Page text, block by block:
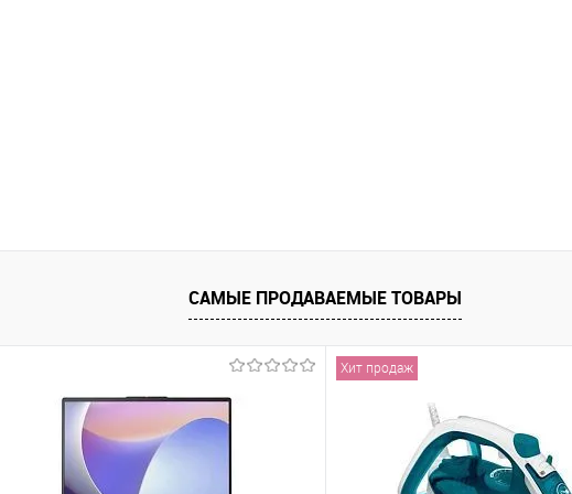
САМЫЕ ПРОДАВАЕМЫЕ ТОВАРЫ
Хит продаж